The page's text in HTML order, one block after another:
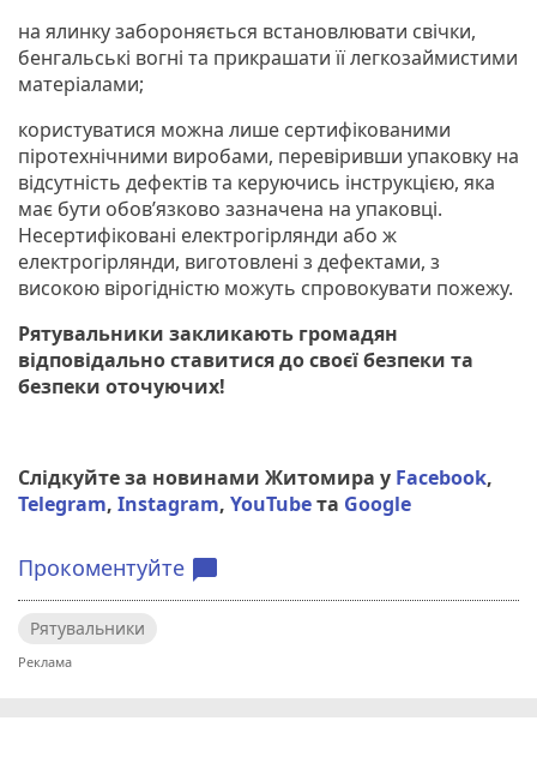
на ялинку забороняється встановлювати свічки,
бенгальські вогні та прикрашати її легкозаймистими
матеріалами;
користуватися можна лише сертифікованими
піротехнічними виробами, перевіривши упаковку на
відсутність дефектів та керуючись інструкцією, яка
має бути обов’язково зазначена на упаковці.
Несертифіковані електрогірлянди або ж
електрогірлянди, виготовлені з дефектами, з
високою вірогідністю можуть спровокувати пожежу.
Рятувальники закликають громадян
відповідально ставитися до своєї безпеки та
безпеки оточуючих!
Слідкуйте за новинами Житомира у Facebook,
Telegram, Instagram, YouTubeта Google
Прокоментуйте chat_bubble
Рятувальники